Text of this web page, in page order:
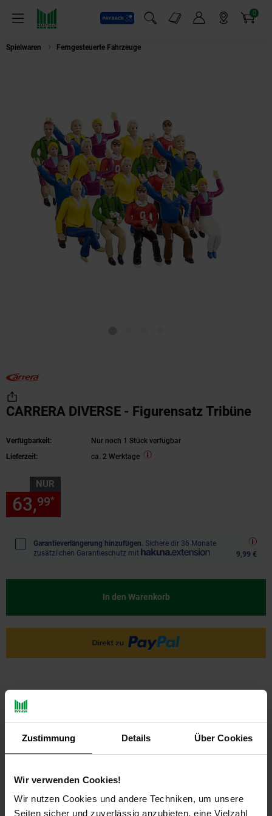
Zustimmung Details Über Cookies
Wir verwenden Cookies!
Wir nutzen Cookies und andere Techniken, um unsere
Seiten sicher und zuverlässig anzubieten, eine Vielzahl
Menü
Payback
Suchfeld einblenden
Markt-Angebote 0
Artikel
Spielwaren Ferngesteuerte Fahrzeuge
CARRERA DIVERSE - Figurensatz Tribüne
Verfügbarkeit:
Nur noch 1 Stück verfügbar
Lieferzeit:
ca. 2 Werktage
NUR
63,99*
Garantieverlängerung hinzufügen. Sichere dir 36 Monate
zusätzlichen Garantieschutz mit
9,99 €
In den Warenkorb
Payback Punkte Basis°Punkte:
31
Extra°Punkte:
0